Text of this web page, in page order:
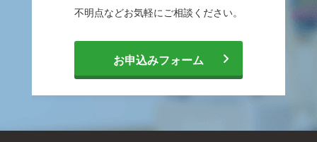
相
談
サ
不明点などお気軽にご相談ください。
お申込みフォーム